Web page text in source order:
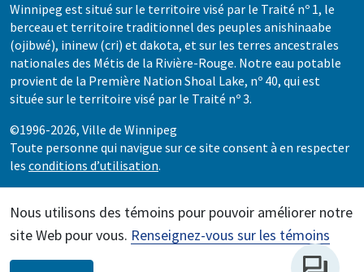
Nous utilisons des témoins pour pouvoir améliorer notre
site Web pour vous. Renseignez-vous sur les témoins
Winnipeg est situé sur le territoire visé par le Traité nº 1, le
berceau et territoire traditionnel des peuples anishinaabe
(ojibwé), ininew (cri) et dakota, et sur les terres ancestrales
nationales des Métis de la Rivière-Rouge. Notre eau potable
provient de la Première Nation Shoal Lake, nº 40, qui est
située sur le territoire visé par le Traité nº 3.
©1996-2026, Ville de Winnipeg
Toute personne qui navigue sur ce site consent à en respecter
les conditions d’utilisation.